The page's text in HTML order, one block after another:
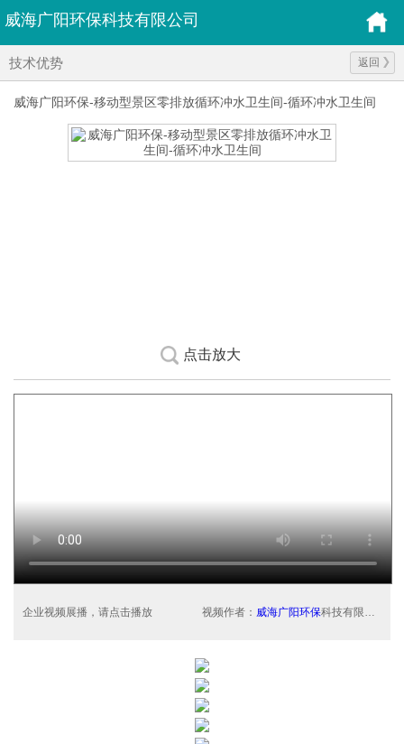
威海广阳环保科技有限公司
技术优势 返回
威海广阳环保-移动型景区零排放循环冲水卫生间-循环冲水卫生间
点击放大
企业视频展播，请点击播放 视频作者： 威海广阳环保科技有限公司